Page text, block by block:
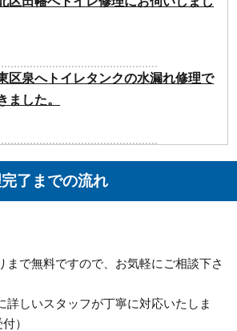
区泉へトイレタンクの水漏れ修理で
ました。
て頂きました。
白区横町へ洗濯排水詰まりトラブル
山区へ排水詰まり修理に伺いました
了までの流れ
まで無料ですので、お気軽にご相談下さ
詳しいスタッフが丁寧に対応いたしま
）